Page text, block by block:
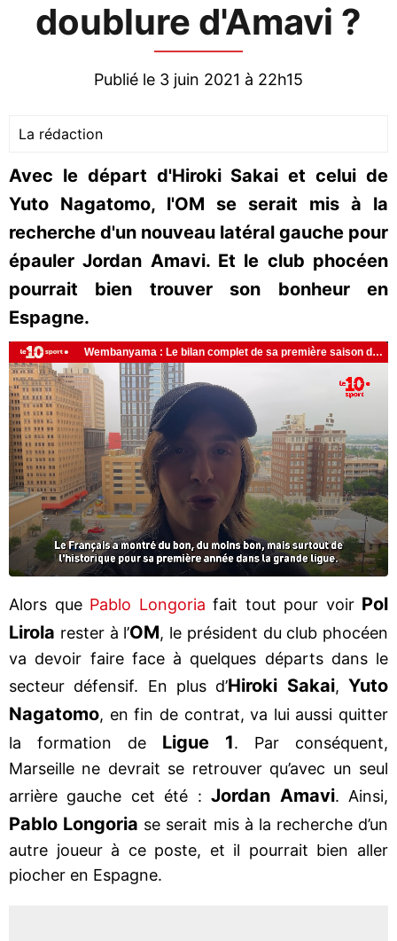
doublure d'Amavi ?
Publié le 3 juin 2021 à 22h15
La rédaction
Avec le départ d'Hiroki Sakai et celui de
Yuto Nagatomo, l'OM se serait mis à la
recherche d'un nouveau latéral gauche pour
épauler Jordan Amavi. Et le club phocéen
pourrait bien trouver son bonheur en
Espagne.
Alors que Pablo Longoria fait tout pour voir Pol
Lirola rester à l’OM, le président du club phocéen
va devoir faire face à quelques départs dans le
secteur défensif. En plus d’Hiroki Sakai,Yuto
Nagatomo, en fin de contrat, va lui aussi quitter
la formation de Ligue 1. Par conséquent,
Marseille ne devrait se retrouver qu’avec un seul
arrière gauche cet été :Jordan Amavi. Ainsi,
Pablo Longoria se serait mis à la recherche d’un
autre joueur à ce poste, et il pourrait bien aller
piocher en Espagne.